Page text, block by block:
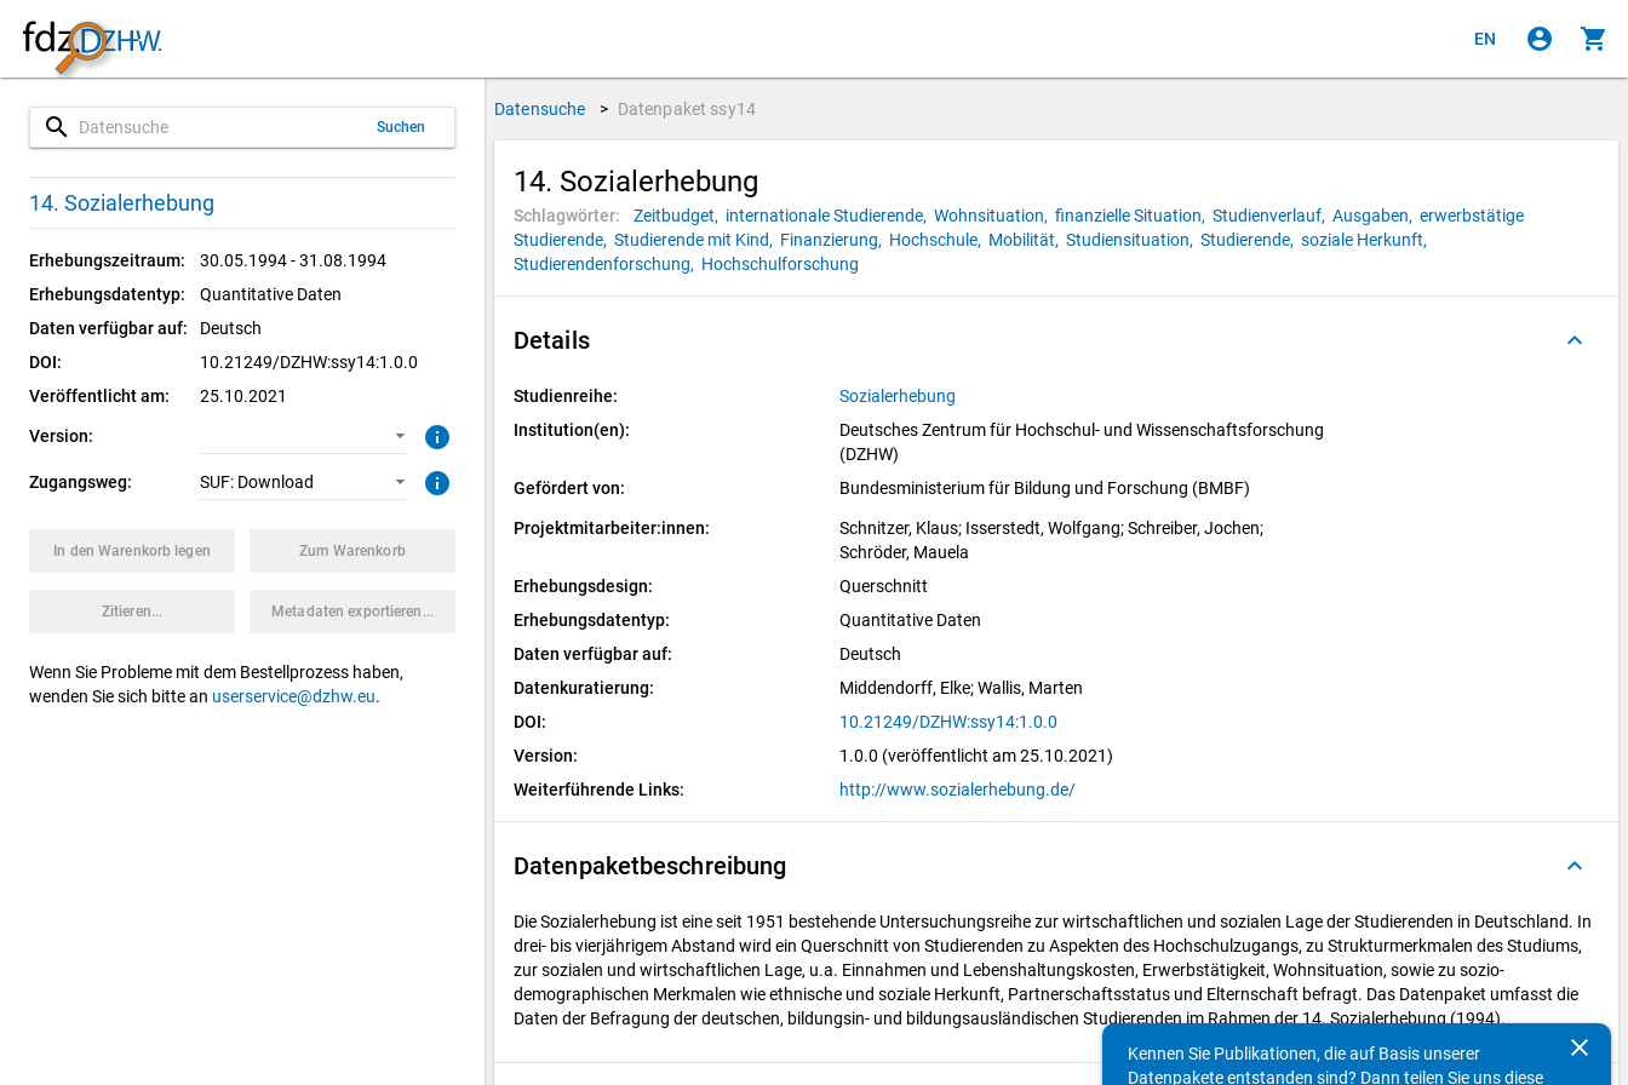
EN account_circle shopping_cart
search Suchen
14. Sozialerhebung
Erhebungszeitraum:
30.05.1994 - 31.08.1994
Erhebungsdatentyp:
Quantitative Daten
Daten verfügbar auf:
Deutsch
DOI:
10.21249/DZHW:ssy14:1.0.0
Veröffentlicht am:
25.10.2021
Version:
1.0.0 (aktuell)
info
Zugangsweg: SUF: Download
SUF: Download
info
In den Warenkorb legen Zum Warenkorb
Zitieren... Metadaten exportieren...
Wenn Sie Probleme mit dem Bestellprozess haben,
wenden Sie sich bitte an userservice@dzhw.eu.
Datensuche > Datenpaket ssy14
14. Sozialerhebung
Schlagwörter: Zeitbudget, internationale Studierende, Wohnsituation, finanzielle Situation, Studienverlauf, Ausgaben, erwerbstätige
Studierende, Studierende mit Kind, Finanzierung, Hochschule, Mobilität, Studiensituation, Studierende, soziale Herkunft,
Studierendenforschung, Hochschulforschung
Details keyboard_arrow_up
Studienreihe:
Sozialerhebung
Institution(en):
Deutsches Zentrum für Hochschul- und Wissenschaftsforschung
(DZHW)
Gefördert von:
Bundesministerium für Bildung und Forschung (BMBF)
Projektmitarbeiter:innen: Schnitzer, Klaus; Isserstedt, Wolfgang; Schreiber, Jochen;
Schröder, Mauela
Erhebungsdesign:
Querschnitt
Erhebungsdatentyp:
Quantitative Daten
Daten verfügbar auf:
Deutsch
Datenkuratierung:
Middendorff, Elke; Wallis, Marten
DOI:
10.21249/DZHW:ssy14:1.0.0
Version:
1.0.0 (veröffentlicht am 25.10.2021)
Weiterführende Links:
http://www.sozialerhebung.de/
Datenpaketbeschreibung keyboard_arrow_up
Die Sozialerhebung ist eine seit 1951 bestehende Untersuchungsreihe zur wirtschaftlichen und sozialen Lage der Studierenden in Deutschland. In
drei- bis vierjährigem Abstand wird ein Querschnitt von Studierenden zu Aspekten des Hochschulzugangs, zu Strukturmerkmalen des Studiums,
zur sozialen und wirtschaftlichen Lage, u.a. Einnahmen und Lebenshaltungskosten, Erwerbstätigkeit, Wohnsituation, sowie zu sozio-
demographischen Merkmalen wie ethnische und soziale Herkunft, Partnerschaftsstatus und Elternschaft befragt. Das Datenpaket umfasst die
Daten der Befragung der deutschen, bildungsin- und bildungsausländischen Studierenden im Rahmen der 14. Sozialerhebung (1994).
clear
Kennen Sie Publikationen, die auf Basis unserer
Datenpakete entstanden sind? Dann teilen Sie uns diese